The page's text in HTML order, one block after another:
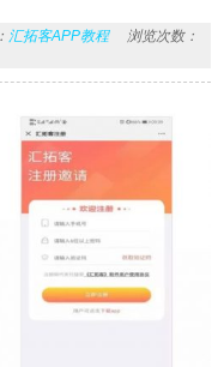
汇拓客APP教程
浏览次数：